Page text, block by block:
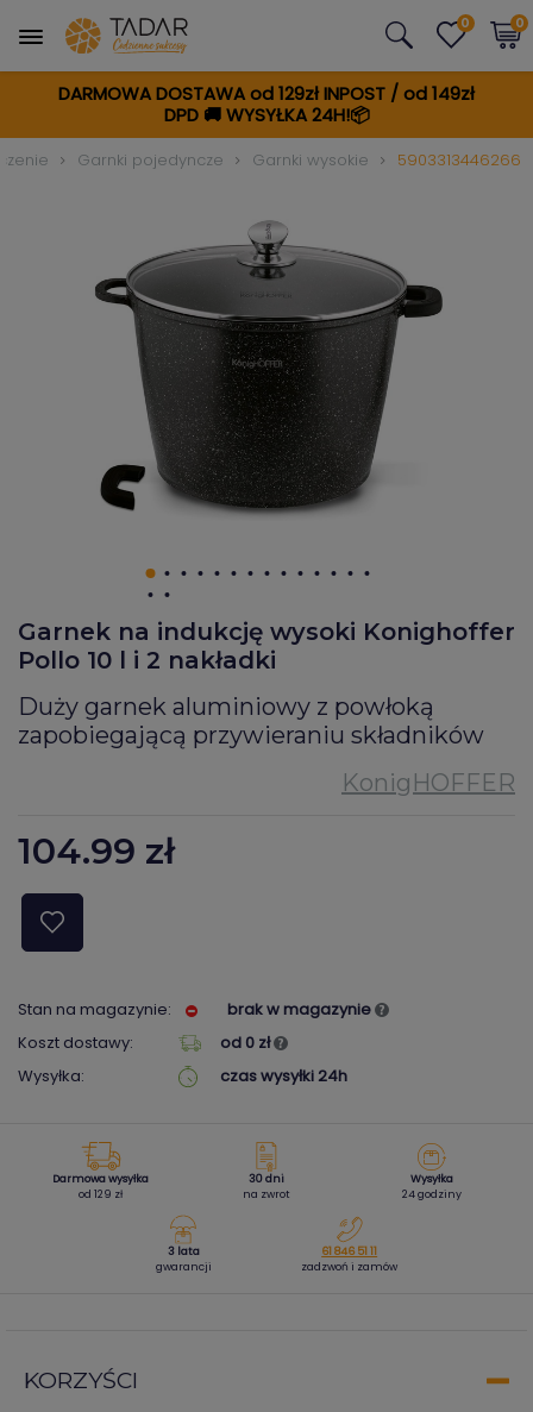
DARMOWA DOSTAWA od 129zł INPOST / od 149zł
DPD🚚WYSYŁKA 24H!📦
0 0
Garnki pojedyncze Garnki wysokie 5903313446266
Garnek na indukcję wysoki Konighoffer
Pollo 10 l i 2 nakładki
Duży garnek aluminiowy z powłoką
zapobiegającą przywieraniu składników
104.99 zł
Stan na magazynie:
brak w magazynie
Koszt dostawy:
od 0 zł
Wysyłka:
czas wysyłki 24h
Darmowa wysyłka
od 129 zł
30 dni
na zwrot
Wysyłka
24 godziny
3 lata
gwarancji
61 846 51 11
zadzwoń i zamów
KORZYŚCI